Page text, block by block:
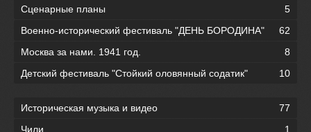
Сценарные планы
5
Военно-исторический фестиваль "ДЕНЬ БОРОДИНА"
62
Москва за нами. 1941 год.
8
Детский фестиваль "Стойкий оловянный содатик"
10
Историческая музыка и видео
77
Чили
1